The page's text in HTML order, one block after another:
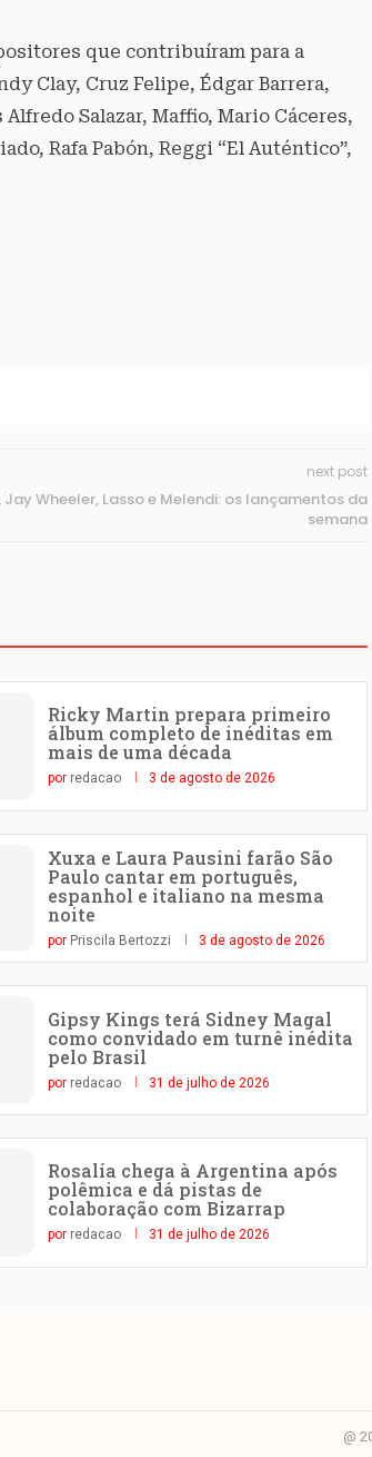
que contribuíram para a
Clay, Cruz Felipe, Édgar Barrera,
Salazar, Maffio, Mario Cáceres,
Rafa Pabón, Reggi “El Auténtico”,
next post
Wheeler, Lasso e Melendi: os lançamentos da
semana
Ricky Martin prepara primeiro
álbum completo de inéditas em
mais de uma década
por redacao 3 de agosto de 2026
Xuxa e Laura Pausini farão São
Paulo cantar em português,
espanhol e italiano na mesma
noite
por Priscila Bertozzi 3 de agosto de 2026
Gipsy Kings terá Sidney Magal
como convidado em turnê inédita
pelo Brasil
por redacao 31 de julho de 2026
Rosalía chega à Argentina após
polêmica e dá pistas de
colaboração com Bizarrap
por redacao 31 de julho de 2026
@